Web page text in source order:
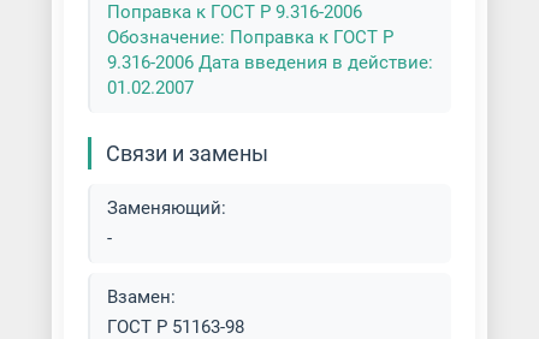
Поправка к ГОСТ Р 9.316-2006
Обозначение: Поправка к ГОСТ Р
9.316-2006 Дата введения в действие:
01.02.2007
Связи и замены
Заменяющий:
-
Взамен:
ГОСТ Р 51163-98